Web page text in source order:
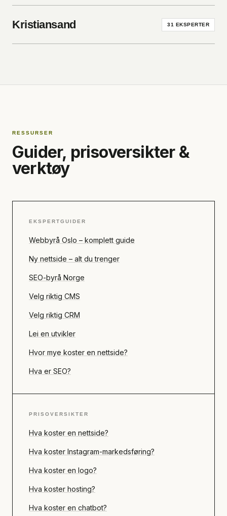
Kristiansand 31 EKSPERTER
RESSURSER
Guider, prisoversikter &
verktøy
EKSPERTGUIDER
Webbyrå Oslo – komplett guide
Ny nettside – alt du trenger
SEO-byrå Norge
Velg riktig CMS
Velg riktig CRM
Lei en utvikler
Hvor mye koster en nettside?
Hva er SEO?
PRISOVERSIKTER
Hva koster en nettside?
Hva koster Instagram-markedsføring?
Hva koster en logo?
Hva koster hosting?
Hva koster en chatbot?